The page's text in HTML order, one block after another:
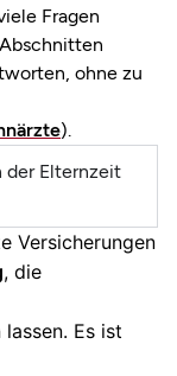
Fragen
ohne zu
).
der Elternzeit
Versicherungen
, die
Es ist